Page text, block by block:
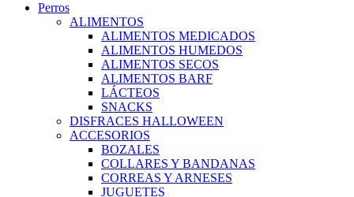
Perros
ALIMENTOS
ALIMENTOS MEDICADOS
ALIMENTOS HUMEDOS
ALIMENTOS SECOS
ALIMENTOS BARF
LÁCTEOS
SNACKS
DISFRACES HALLOWEEN
ACCESORIOS
BOZALES
COLLARES Y BANDANAS
CORREAS Y ARNESES
JUGUETES